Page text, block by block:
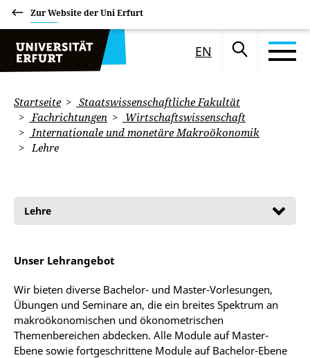
Zur Website der Uni Erfurt
EN
Startseite
Staatswissenschaftliche Fakultät
Fachrichtungen
Wirtschaftswissenschaft
Internationale und monetäre Makroökonomik
Lehre
Lehre
Unser Lehrangebot
Wir bieten diverse Bachelor- und Master-Vorlesungen,
Übungen und Seminare an, die ein breites Spektrum an
makroökonomischen und ökonometrischen
Themenbereichen abdecken. Alle Module auf Master-
Ebene sowie fortgeschrittene Module auf Bachelor-Ebene